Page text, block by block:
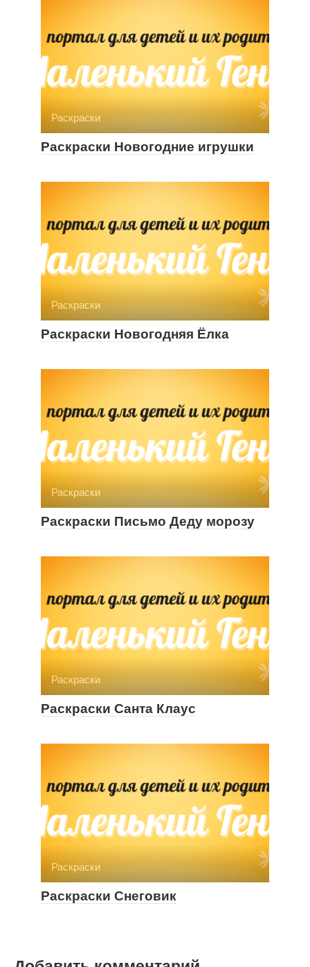
Раскраски
Раскраски Новогодние игрушки
Раскраски
Раскраски Новогодняя Ёлка
Раскраски
Раскраски Письмо Деду морозу
Раскраски
Раскраски Санта Клаус
Раскраски
Раскраски Снеговик